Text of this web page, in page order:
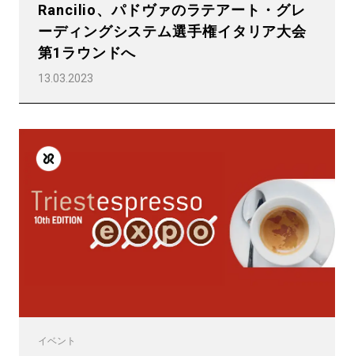
Rancilio、パドヴァのラテアート・グレ
ーディングシステム選手権イタリア大会
第1ラウンドへ
13.03.2023
イベント